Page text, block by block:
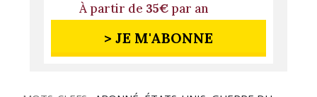
À partir de 35€par an
> JE M'ABONNE